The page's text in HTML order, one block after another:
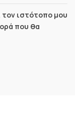
ιστότοπο μου
που θα